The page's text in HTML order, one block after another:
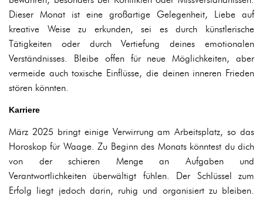
Dieser Monat ist eine großartige Gelegenheit, Liebe auf
kreative Weise zu erkunden, sei es durch künstlerische
Tätigkeiten oder durch Vertiefung deines emotionalen
Verständnisses. Bleibe offen für neue Möglichkeiten, aber
vermeide auch toxische Einflüsse, die deinen inneren Frieden
stören könnten.
Karriere
März 2025 bringt einige Verwirrung am Arbeitsplatz, so das
Horoskop für Waage. Zu Beginn des Monats könntest du dich
von der schieren Menge an Aufgaben und
Verantwortlichkeiten überwältigt fühlen. Der Schlüssel zum
Erfolg liegt jedoch darin, ruhig und organisiert zu bleiben.